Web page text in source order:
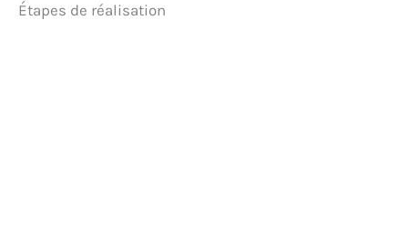
Étapes de réalisation